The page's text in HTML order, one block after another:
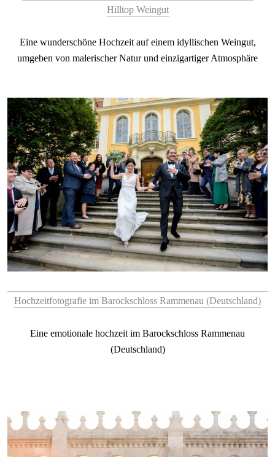
Hilltop Weingut
Eine wunderschöne Hochzeit auf einem idyllischen Weingut,
umgeben von malerischer Natur und einzigartiger Atmosphäre
Hochzeitfotografie im Barockschloss Rammenau (Deutschland)
Eine emotionale hochzeit im Barockschloss Rammenau
(Deutschland)